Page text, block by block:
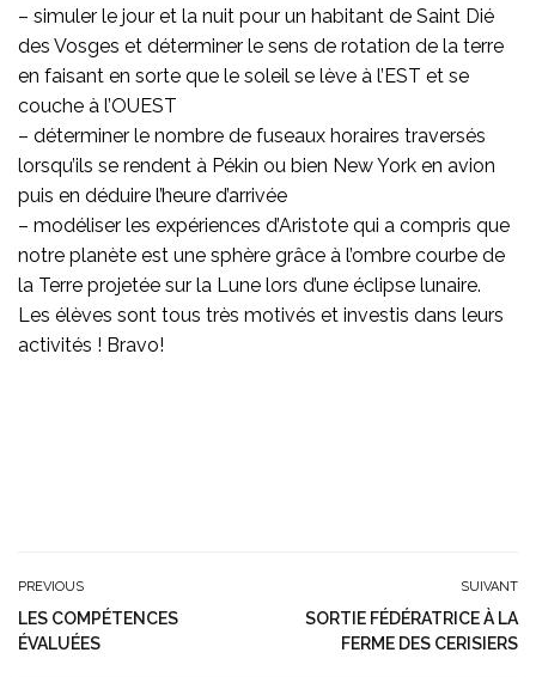
– simuler le jour et la nuit pour un habitant de Saint Dié
des Vosges et déterminer le sens de rotation de la terre
en faisant en sorte que le soleil se lève à l’EST et se
couche à l’OUEST
– déterminer le nombre de fuseaux horaires traversés
lorsqu’ils se rendent à Pékin ou bien New York en avion
puis en déduire l’heure d’arrivée
– modéliser les expériences d’Aristote qui a compris que
notre planète est une sphère grâce à l’ombre courbe de
la Terre projetée sur la Lune lors d’une éclipse lunaire.
Les élèves sont tous très motivés et investis dans leurs
activités ! Bravo!
PREVIOUS
LES COMPÉTENCES
ÉVALUÉES
SUIVANT
SORTIE FÉDÉRATRICE À LA
FERME DES CERISIERS